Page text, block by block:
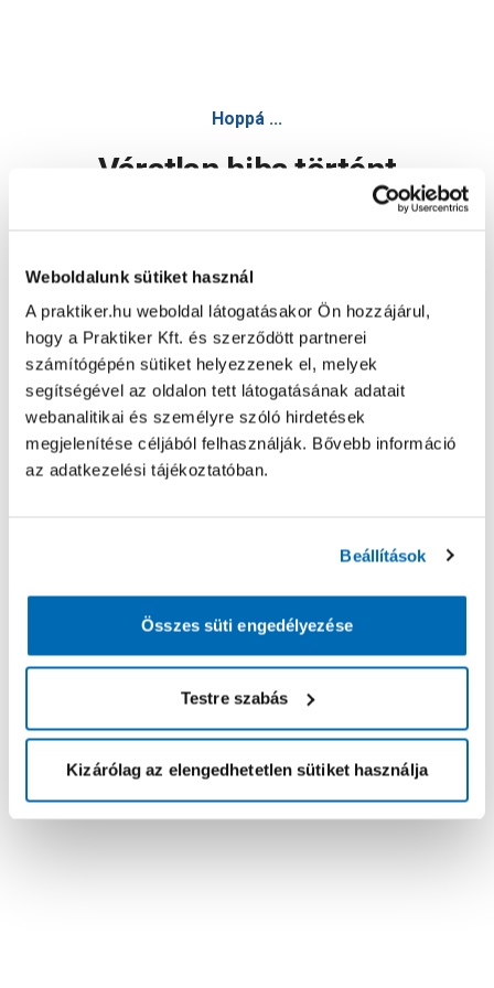
Weboldalunk sütiket használ
A praktiker.hu weboldal látogatásakor Ön hozzájárul,
hogy a Praktiker Kft. és szerződött partnerei
számítógépén sütiket helyezzenek el, melyek
segítségével az oldalon tett látogatásának adatait
webanalitikai és személyre szóló hirdetések
megjelenítése céljából felhasználják. Bővebb információ
az adatkezelési tájékoztatóban.
Beállítások
Összes süti engedélyezése
Testre szabás
Kizárólag az elengedhetetlen sütiket használja
Hoppá ...
Váratlan hiba történt
Oldal újratöltése